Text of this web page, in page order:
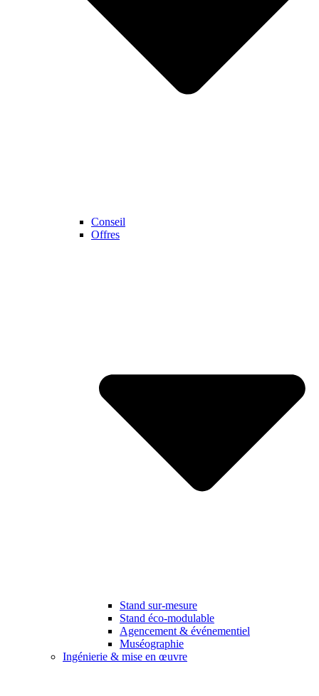
Conseil
Offres
Stand sur-mesure
Stand éco-modulable
Agencement & événementiel
Muséographie
Ingénierie & mise en œuvre